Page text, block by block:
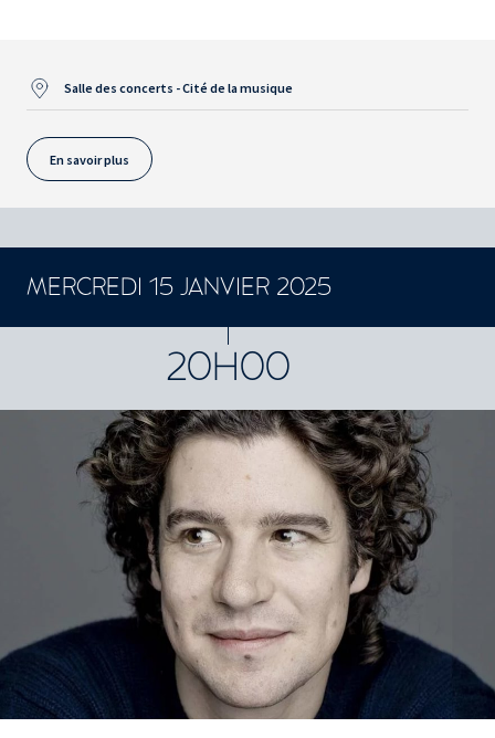
Salle des concerts - Cité de la musique
En savoir plus
MERCREDI 15 JANVIER 2025
20H00